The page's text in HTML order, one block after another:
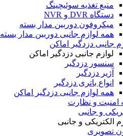
منبع تغذیه سوئیچینگ
دستگاه DVR و NVR
میکروفون دوربین مدار بسته
همه لوازم جانبی دوربین مدار بسته
جانبی دزدگیر اماکن
لوازم جانبی دزدگیر اماکن
سنسور دزدگیر
آژیر دزدگیر
انواع باتری دزدگیر
همه لوازم جانبی دزدگیر اماکن
امنیت و نظارت
و جانبی
الکتریکی و جانبی
تصویری